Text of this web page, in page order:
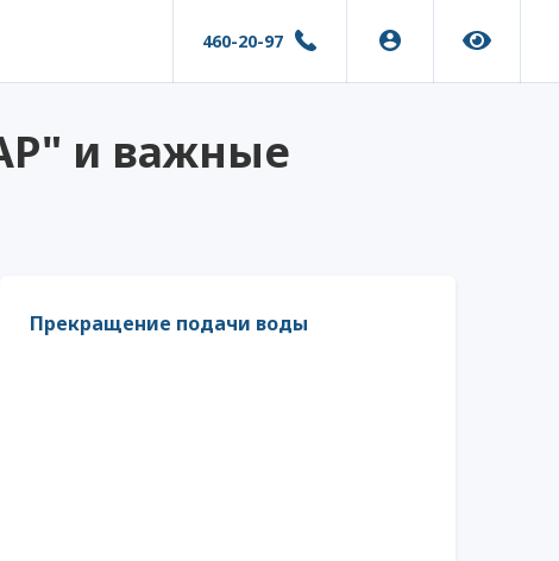
460-20-97
и важные
Прекращение подачи воды